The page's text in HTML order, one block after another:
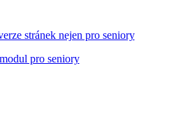
stránek nejen pro seniory